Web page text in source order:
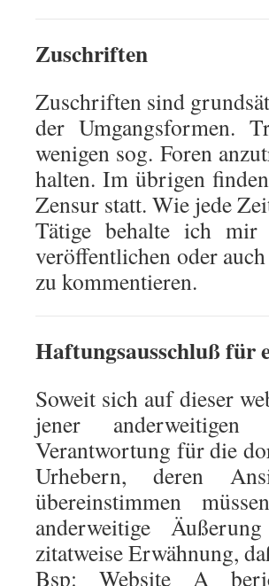
Zuschriften
Zuschriften sind
der Umgangsformen.
wenigen sog. Foren
halten. Im übrigen
Zensur statt. Wie jede
Tätige behalte ich
veröffentlichen oder
zu kommentieren.
Haftungsausschluß für
Soweit sich auf dieser
jener
Verantwortung für die
Urhebern, deren
übereinstimmen
anderweitige
zitatweise Erwähnung,
Bsp: Website A